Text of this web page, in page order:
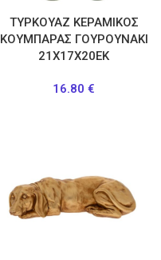
ΤΥΡΚΟΥΑΖ ΚΕΡΑΜΙΚΟΣ
ΚΟΥΜΠΑΡΑΣ ΓΟΥΡΟΥΝΑΚΙ
21Χ17Χ20ΕΚ
16.80 €